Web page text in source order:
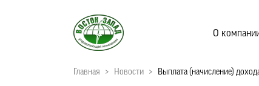
О
Главная > Новости > Выплата (начисление)